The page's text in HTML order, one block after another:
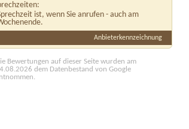
ist, wenn Sie anrufen - auch am
Anbieterkennzeichnung
Bewertungen auf dieser Seite wurden am
dem Datenbestand von Google